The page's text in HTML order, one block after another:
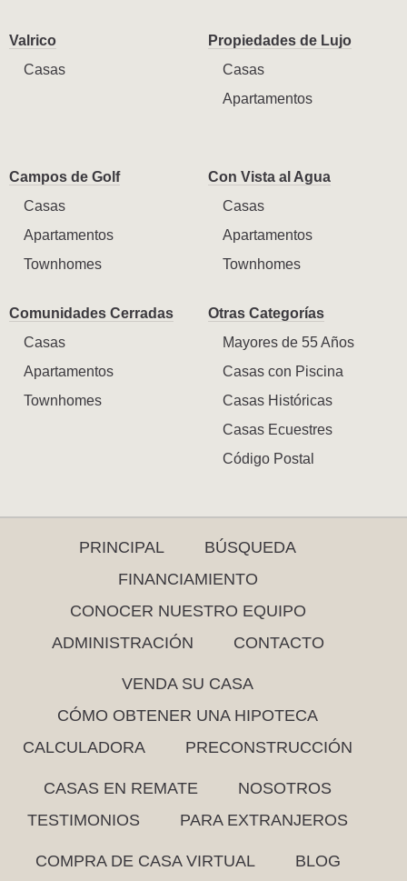
Valrico
Casas
Propiedades de Lujo
Casas
Apartamentos
Campos de Golf
Casas
Apartamentos
Townhomes
Con Vista al Agua
Casas
Apartamentos
Townhomes
Comunidades Cerradas
Casas
Apartamentos
Townhomes
Otras Categorías
Mayores de 55 Años
Casas con Piscina
Casas Históricas
Casas Ecuestres
Código Postal
PRINCIPAL
BÚSQUEDA
FINANCIAMIENTO
CONOCER NUESTRO EQUIPO
ADMINISTRACIÓN
CONTACTO
VENDA SU CASA
CÓMO OBTENER UNA HIPOTECA
CALCULADORA
PRECONSTRUCCIÓN
CASAS EN REMATE
NOSOTROS
TESTIMONIOS
PARA EXTRANJEROS
COMPRA DE CASA VIRTUAL BLOG